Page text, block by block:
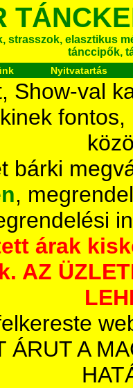
strasszok, elasztikus
tánccipők,
Nyitvatartás
Show-val
bárki
,
árak
AZ
ÁRUT A